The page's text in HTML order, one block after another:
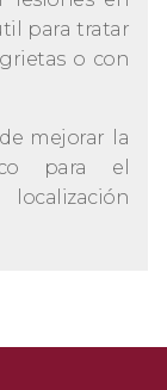
para tratar
grietas o con
mejorar la
para el